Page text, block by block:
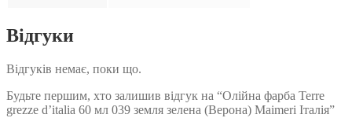
Відгуки
Відгуків немає, поки що.
Будьте першим, хто залишив відгук на “Олійна фарба Terre
grezze d’italia 60 мл 039 земля зелена (Верона) Maimeri Італія”